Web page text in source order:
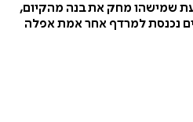
שמישהו מחק את בנה מהקיום,
נכנסת למרדף אחר אמת אפלה